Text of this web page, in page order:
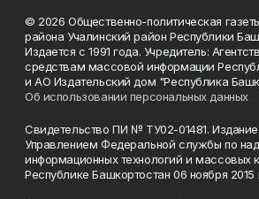
© 2026 Общественно-политическая
района Учалинский район Республики
Издается с 1991 года. Учредитель:
средствам массовой информации
и АО Издательский дом "Республика
Об использовании персональных данных
Свидетельство ПИ № ТУ02-01481.
Управлением Федеральной службы по
информационных технологий и массовых
Республике Башкортостан 06 ноября 2015